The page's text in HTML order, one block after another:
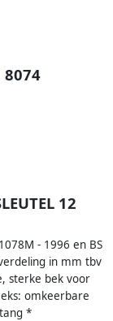
12
- 1996 en BS
in mm tbv
sterke bek voor
omkeerbare
*